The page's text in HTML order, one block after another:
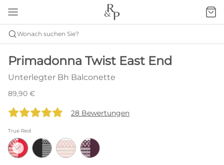
Wonach suchen Sie?
Primadonna Twist East End
Unterlegter Bh Balconette
89,90 €
28 Bewertungen
True Red